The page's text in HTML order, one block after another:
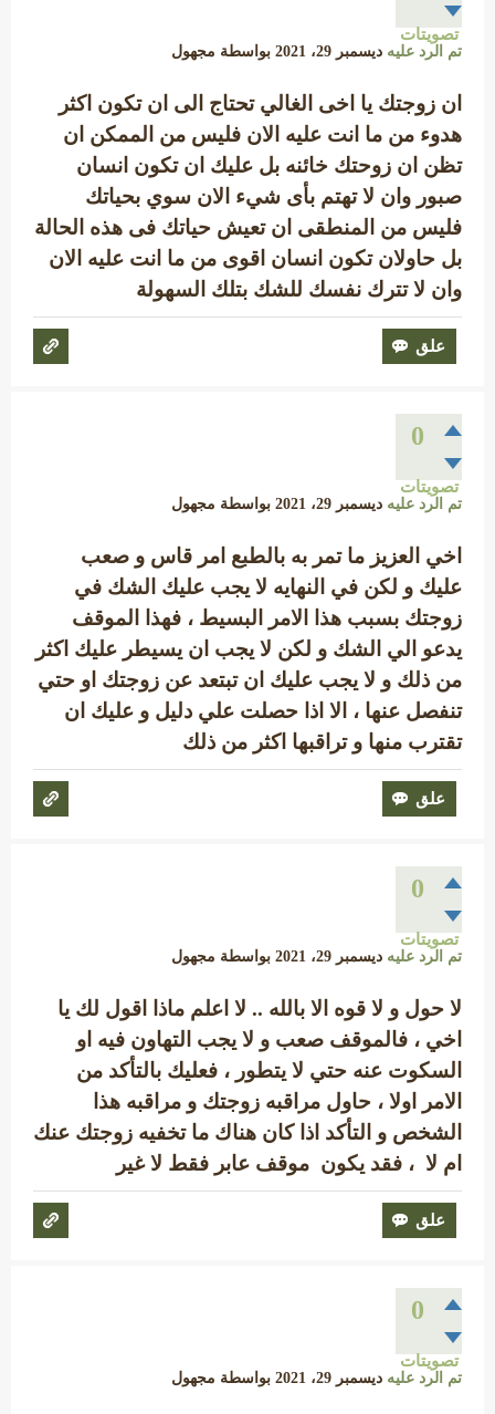
تصويتات
تم الرد عليه ديسمبر 29، 2021 بواسطة مجهول
ان زوجتك يا اخى الغالي تحتاج الى ان تكون اكثر
هدوء من ما انت عليه الان فليس من الممكن ان
تظن ان زوحتك خائنه بل عليك ان تكون انسان
صبور وان لا تهتم بأى شيء الان سوي بحياتك
فليس من المنطقى ان تعيش حياتك فى هذه الحالة
بل حاولان تكون انسان اقوى من ما انت عليه الان
وان لا تترك نفسك للشك بتلك السهولة
0
تصويتات
تم الرد عليه ديسمبر 29، 2021 بواسطة مجهول
اخي العزيز ما تمر به بالطبع امر قاس و صعب
عليك و لكن في النهايه لا يجب عليك الشك في
زوجتك بسبب هذا الامر البسيط ، فهذا الموقف
يدعو الي الشك و لكن لا يجب ان يسيطر عليك اكثر
من ذلك و لا يجب عليك ان تبتعد عن زوجتك او حتي
تنفصل عنها ، الا اذا حصلت علي دليل و عليك ان
تقترب منها و تراقبها اكثر من ذلك
0
تصويتات
تم الرد عليه ديسمبر 29، 2021 بواسطة مجهول
لا حول و لا قوه الا بالله .. لا اعلم ماذا اقول لك يا
اخي ، فالموقف صعب و لا يجب التهاون فيه او
السكوت عنه حتي لا يتطور ، فعليك بالتأكد من
الامر اولا ، حاول مراقبه زوجتك و مراقبه هذا
الشخص و التأكد اذا كان هناك ما تخفيه زوجتك عنك
ام لا ، فقد يكون موقف عابر فقط لا غير
0
تصويتات
تم الرد عليه ديسمبر 29، 2021 بواسطة مجهول